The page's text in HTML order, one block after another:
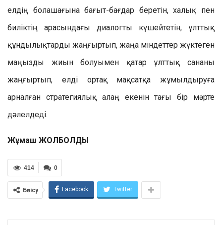
елдің болашағына бағыт-бағдар беретін, халық пен
биліктің арасындағы диалогты күшейтетін, ұлттық
құндылықтарды жаңғыртып, жаңа міндеттер жүктеген
маңызды жиын болуымен қатар ұлттық сананы
жаңғыртып, елді ортақ мақсатқа жұмылдыруға
арналған стратегиялық алаң екенін тағы бір мәрте
дәлелдеді.
Жұмаш ЖОЛБОЛДЫ
0
414
Бөлісу Facebook Twitter